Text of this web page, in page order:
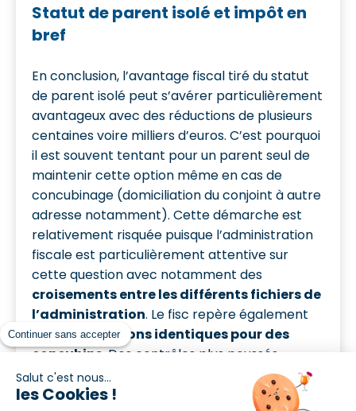
Continuer sans accepter
Salut c'est nous...
les Cookies !
Statut de parent isolé et impôt en
bref
En conclusion, l’avantage fiscal tiré du statut
de parent isolé peut s’avérer particulièrement
avantageux avec des réductions de plusieurs
centaines voire milliers d’euros. C’est pourquoi
il est souvent tentant pour un parent seul de
maintenir cette option même en cas de
concubinage (domiciliation du conjoint à autre
adresse notamment). Cette démarche est
relativement risquée puisque l’administration
fiscale est particulièrement attentive sur
cette question avec notamment des
croisements entre les différents fichiers de
l’administration. Le fisc repère également
lesdomiciliations identiques pour des
concubins. Des contrôles plus poussés
peuvent alors être effectués en cas de doute
et peuvent donner lieu à un redressement